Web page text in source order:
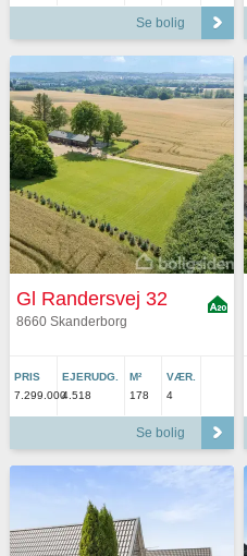
Se bolig
Gl Randersvej 32
8660 Skanderborg
PRIS
7.299.000
EJERUDG.
4.518
M²
178
VÆR.
4
Se bolig